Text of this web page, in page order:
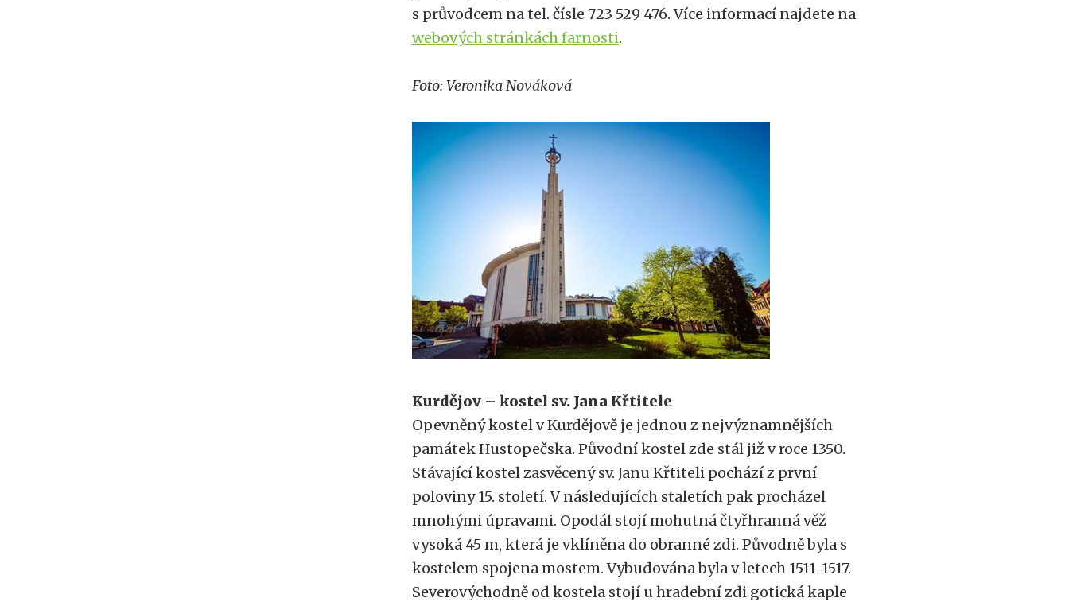
s průvodcem na tel. čísle 723 529 476. Více informací najdete na
webových stránkách farnosti.
Foto: Veronika Nováková
Kurdějov – kostel sv. Jana Křtitele
Opevněný kostel v Kurdějově je jednou z nejvýznamnějších
památek Hustopečska. Původní kostel zde stál již v roce 1350.
Stávající kostel zasvěcený sv. Janu Křtiteli pochází z první
poloviny 15. století. V následujících staletích pak procházel
mnohými úpravami. Opodál stojí mohutná čtyřhranná věž
vysoká 45 m, která je vklíněna do obranné zdi. Původně byla s
kostelem spojena mostem. Vybudována byla v letech 1511-1517.
Severovýchodně od kostela stojí u hradební zdi gotická kaple